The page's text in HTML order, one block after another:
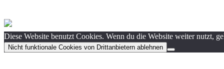
Diese Website benutzt Cookies. Wenn du die Website weiter nutzt,
Nicht funktionale Cookies von Drittanbietern ablehnen